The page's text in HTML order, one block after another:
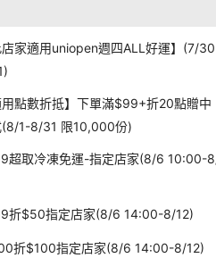
店家適用uniopen週四ALL好運】(7/
用點數折抵】下單滿$99+折20點贈中
(8/1-8/31 限10,000份)
超取冷凍免運-指定店家(8/6 10:00-
折$50指定店家(8/6 14:00-8/12)
折$100指定店家(8/6 14:00-8/12)